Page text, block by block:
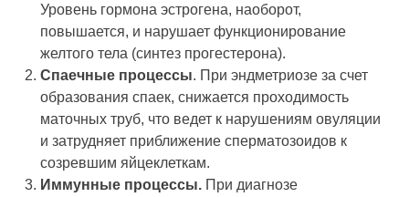
Уровень гормона эстрогена, наоборот,
повышается, и нарушает функционирование
желтого тела (синтез прогестерона).
Спаечные процессы. При эндметриозе за счет
образования спаек, снижается проходимость
маточных труб, что ведет к нарушениям овуляции
и затрудняет приближение сперматозоидов к
созревшим яйцеклеткам.
Иммунные процессы. При диагнозе